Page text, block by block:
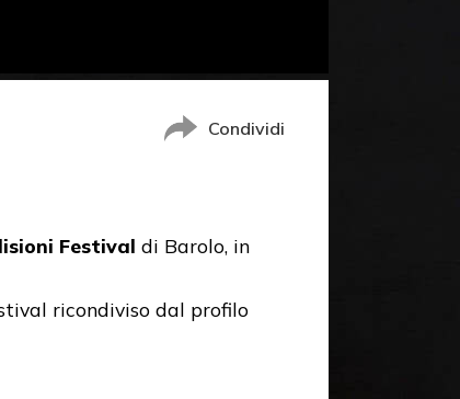
Condividi
Festival di Barolo, in
ricondiviso dal profilo